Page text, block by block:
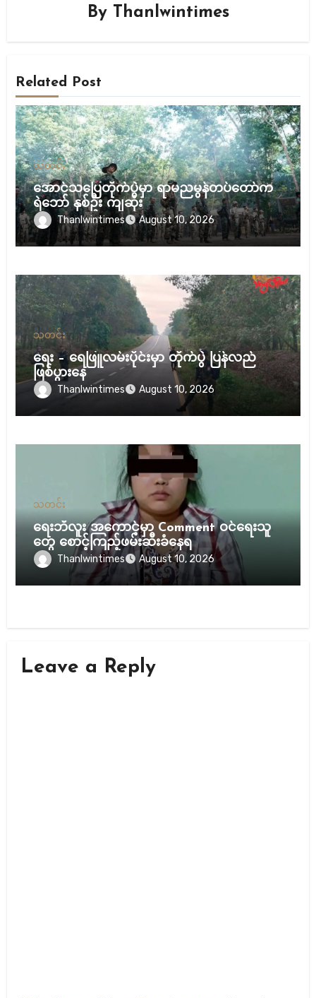
By Thanlwintimes
Related Post
သတင်း
အောင်သပြေတိုက်ပွဲမှာ ရာမညမွန်တပ်တော်က
ရဲဘော် နှစ်ဦး ကျဆုံး
Thanlwintimes August 10, 2026
သတင်း
ရေး – ရေဖြူလမ်းပိုင်းမှာ တိုက်ပွဲ ပြန်လည်
ဖြစ်ပွားနေ
Thanlwintimes August 10, 2026
သတင်း
ရေးဘီလူး အကောင့်မှာ Comment ဝင်ရေးသူ
တွေ စောင့်ကြည့်ဖမ်းဆီးခံနေရ
Thanlwintimes August 10, 2026
Leave a Reply